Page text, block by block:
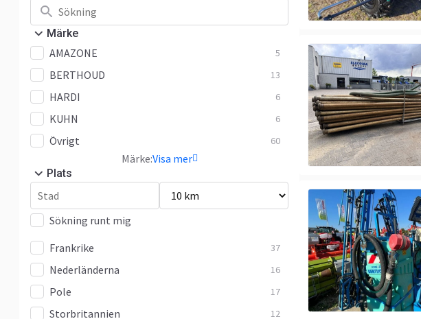
Märke
AMAZONE 5
BERTHOUD 13
HARDI 6
KUHN 6
Övrigt 60
Märke:Visa mer
Plats
Sökning runt mig
Frankrike
37
Nederländerna 16
Pole 17
Storbritannien 12